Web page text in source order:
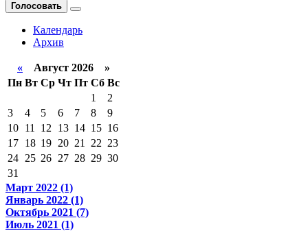
Голосовать
Календарь
Архив
« Август 2026 »
Пн Вт Ср Чт Пт Сб Вс
1
2
3
4 5 6 7 8
9
10 11 12 13 14 15 16
17 18 19 20 21 22 23
24 25 26 27 28 29 30
31
Март 2022 (1)
Январь 2022 (1)
Октябрь 2021 (7)
Июль 2021 (1)